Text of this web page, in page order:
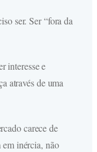
ser. Ser “fora da
interesse e
através de uma
carece de
inércia, não